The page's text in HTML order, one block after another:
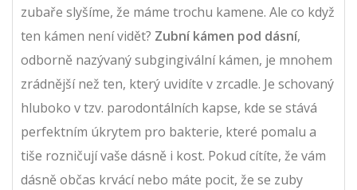
zubaře slyšíme, že máme trochu kamene. Ale co když
ten kámen není vidět? Zubní kámen pod dásní,
odborně nazývaný subgingivální kámen, je mnohem
zrádnější než ten, který uvidíte v zrcadle. Je schovaný
hluboko v tzv. parodontálních kapse, kde se stává
perfektním úkrytem pro bakterie, které pomalu a
tiše rozničují vaše dásně i kost. Pokud cítíte, že vám
dásně občas krvácí nebo máte pocit, že se zuby